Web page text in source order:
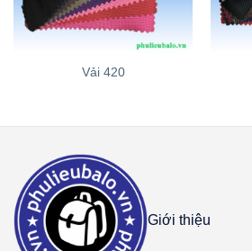
Vải 420
Giới thiệu